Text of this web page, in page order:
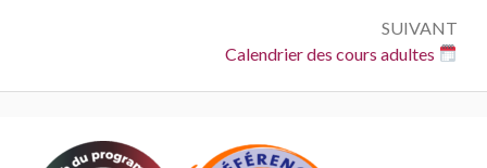
SUIVANT
Suivant :
Calendrier des cours adultes